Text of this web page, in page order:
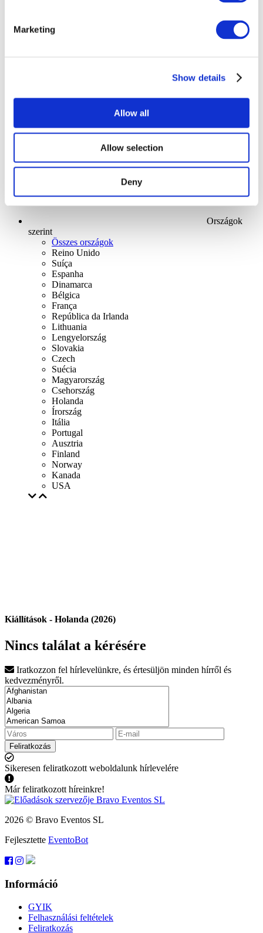
Marketing
Show details
Allow all
Allow selection
Deny
Concertos
Országok
szerint
Összes országok
Reino Unido
Suíça
Espanha
Dinamarca
Bélgica
França
República da Irlanda
Lithuania
Lengyelország
Slovakia
Czech
Suécia
Magyarország
Csehország
Holanda
Írország
Itália
Portugal
Ausztria
Finland
Norway
Kanada
USA
Kiállítások - Holanda (2026)
Nincs találat a kérésére
Iratkozzon fel hírlevelünkre, és értesüljön minden hírről és
kedvezményről.
Feliratkozás
Sikeresen feliratkozott weboldalunk hírlevelére
Már feliratkozott híreinkre!
2026 © Bravo Eventos SL
Fejlesztette EventoBot
Információ
GYIK
Felhasználási feltételek
Feliratkozás